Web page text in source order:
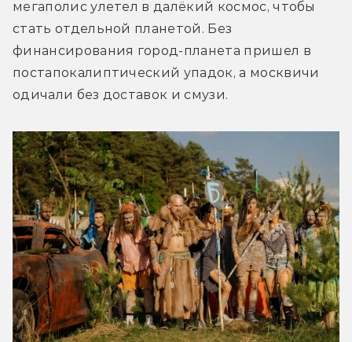
мегаполис улетел в далёкий космос, чтобы
стать отдельной планетой. Без
финансирования город-планета пришел в
постапокалиптический упадок, а москвичи
одичали без доставок и смузи.